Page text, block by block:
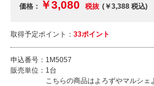
価格： ￥3,080 税抜 (￥3,388税込)
取得予定ポイント： 33ポイント
申込番号： 1M5057
販売単位： 1台
こちらの商品はよろずやマルシェ